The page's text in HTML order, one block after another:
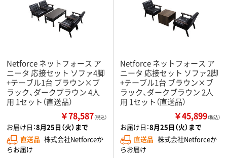
Netforce ネットフォース ア
ニータ 応接セット ソファ4脚
+テーブル1台 ブラウン×ブ
ラック、ダークブラウン 4人
用 1セット（直送品）
￥78,587（税込）
お届け日：8月25日（火）まで
直送品 株式会社Netforceか
らお届け
Netforce ネットフォース ア
ニータ 応接セット ソファ2脚
+テーブル1台 ブラウン×ブ
ラック、ダークブラウン 2人
用 1セット（直送品）
￥45,899（税込）
お届け日：8月25日（火）まで
直送品 株式会社Netforceか
らお届け